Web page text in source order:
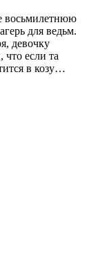
восьмилетнюю
для ведьм.
девочку
что если та
в козу…